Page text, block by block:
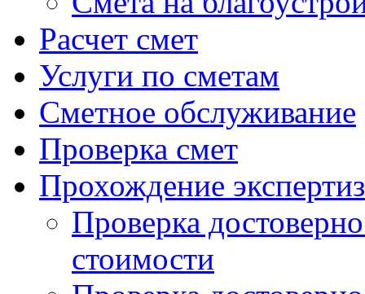
Расчет смет
Услуги по сметам
Сметное обслуживание
Проверка смет
Прохождение
Проверка
стоимости